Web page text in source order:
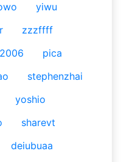
yiwu
zzzffff
pica
stephenzhai
yoshio
sharevt
deiubuaa